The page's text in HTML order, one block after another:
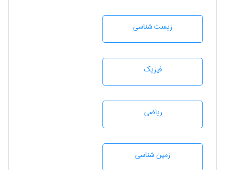
زيست شناسی
فیزیک
رياضی
زمين شناسی